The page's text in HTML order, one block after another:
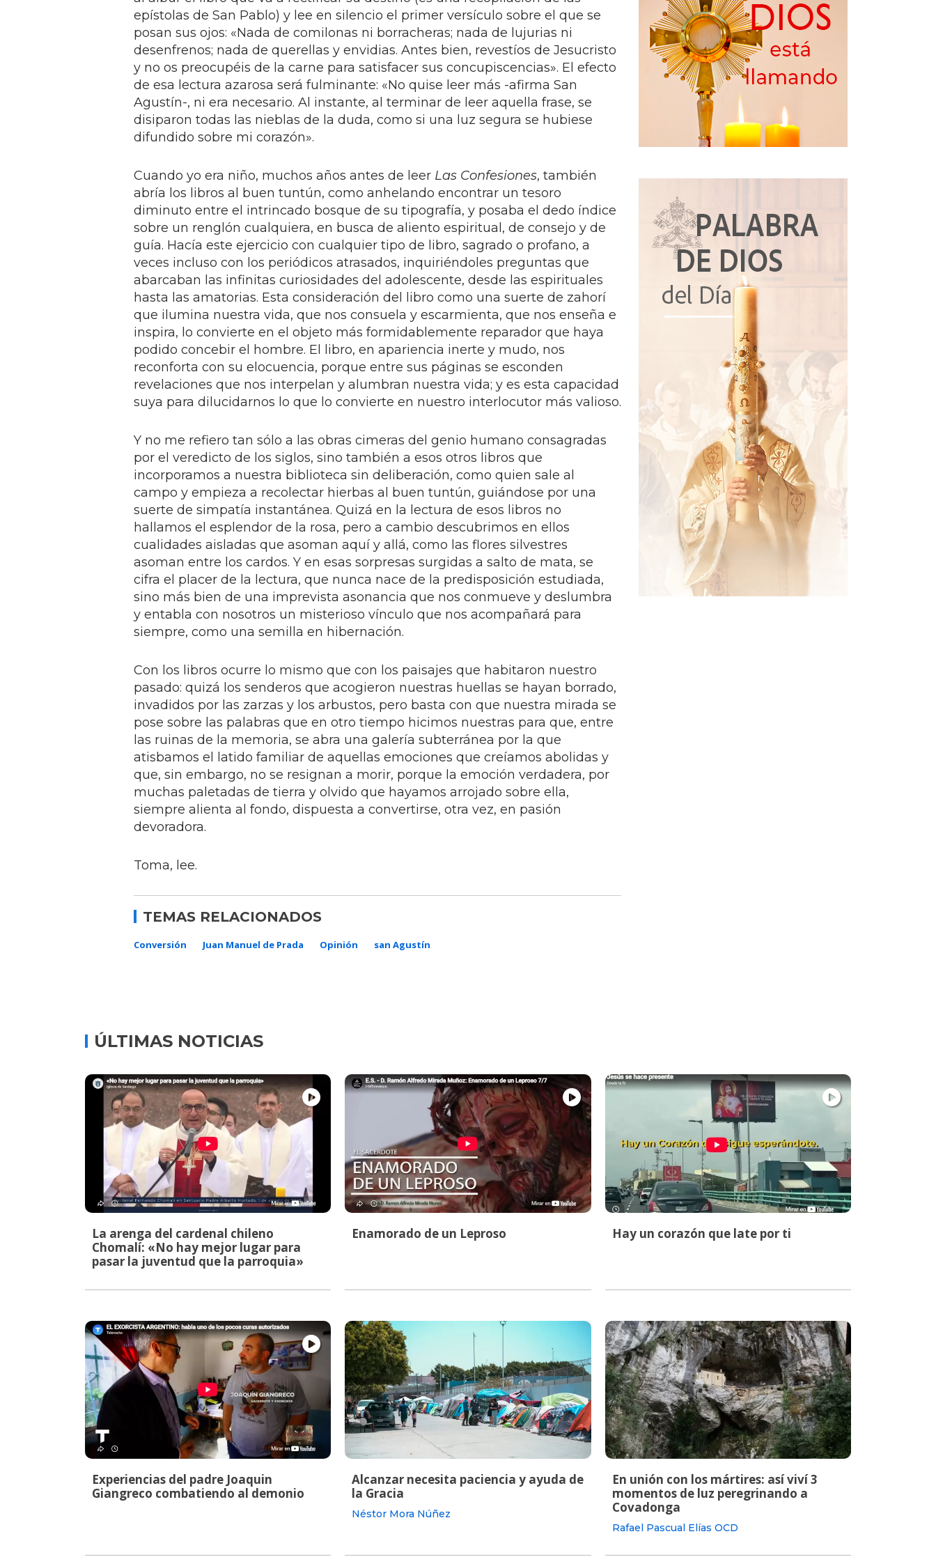
epístolas de San Pablo) y lee en silencio el primer versículo sobre el que se
posan sus ojos: «Nada de comilonas ni borracheras; nada de lujurias ni
desenfrenos; nada de querellas y envidias. Antes bien, revestíos de Jesucristo
y no os preocupéis de la carne para satisfacer sus concupiscencias». El efecto
de esa lectura azarosa será fulminante: «No quise leer más -afirma San
Agustín-, ni era necesario. Al instante, al terminar de leer aquella frase, se
disiparon todas las nieblas de la duda, como si una luz segura se hubiese
difundido sobre mi corazón».
Cuando yo era niño, muchos años antes de leer Las Confesiones, también
abría los libros al buen tuntún, como anhelando encontrar un tesoro
diminuto entre el intrincado bosque de su tipografía, y posaba el dedo índice
sobre un renglón cualquiera, en busca de aliento espiritual, de consejo y de
guía. Hacía este ejercicio con cualquier tipo de libro, sagrado o profano, a
veces incluso con los periódicos atrasados, inquiriéndoles preguntas que
abarcaban las infinitas curiosidades del adolescente, desde las espirituales
hasta las amatorias. Esta consideración del libro como una suerte de zahorí
que ilumina nuestra vida, que nos consuela y escarmienta, que nos enseña e
inspira, lo convierte en el objeto más formidablemente reparador que haya
podido concebir el hombre. El libro, en apariencia inerte y mudo, nos
reconforta con su elocuencia, porque entre sus páginas se esconden
revelaciones que nos interpelan y alumbran nuestra vida; y es esta capacidad
suya para dilucidarnos lo que lo convierte en nuestro interlocutor más valioso.
Y no me refiero tan sólo a las obras cimeras del genio humano consagradas
por el veredicto de los siglos, sino también a esos otros libros que
incorporamos a nuestra biblioteca sin deliberación, como quien sale al
campo y empieza a recolectar hierbas al buen tuntún, guiándose por una
suerte de simpatía instantánea. Quizá en la lectura de esos libros no
hallamos el esplendor de la rosa, pero a cambio descubrimos en ellos
cualidades aisladas que asoman aquí y allá, como las flores silvestres
asoman entre los cardos. Y en esas sorpresas surgidas a salto de mata, se
cifra el placer de la lectura, que nunca nace de la predisposición estudiada,
sino más bien de una imprevista asonancia que nos conmueve y deslumbra
y entabla con nosotros un misterioso vínculo que nos acompañará para
siempre, como una semilla en hibernación.
Con los libros ocurre lo mismo que con los paisajes que habitaron nuestro
pasado: quizá los senderos que acogieron nuestras huellas se hayan borrado,
invadidos por las zarzas y los arbustos, pero basta con que nuestra mirada se
pose sobre las palabras que en otro tiempo hicimos nuestras para que, entre
las ruinas de la memoria, se abra una galería subterránea por la que
atisbamos el latido familiar de aquellas emociones que creíamos abolidas y
que, sin embargo, no se resignan a morir, porque la emoción verdadera, por
muchas paletadas de tierra y olvido que hayamos arrojado sobre ella,
siempre alienta al fondo, dispuesta a convertirse, otra vez, en pasión
devoradora.
Toma, lee.
TEMAS RELACIONADOS
Conversión Juan Manuel de Prada Opinión san Agustín
ÚLTIMAS NOTICIAS
La arenga del cardenal chileno
Chomalí: «No hay mejor lugar para
pasar la juventud que la parroquia»
Enamorado de un Leproso Hay un corazón que late por ti
Experiencias del padre Joaquin
Giangreco combatiendo al demonio
Alcanzar necesita paciencia y ayuda de
la Gracia
Néstor Mora Núñez
En unión con los mártires: así viví 3
momentos de luz peregrinando a
Covadonga
Rafael Pascual Elías OCD